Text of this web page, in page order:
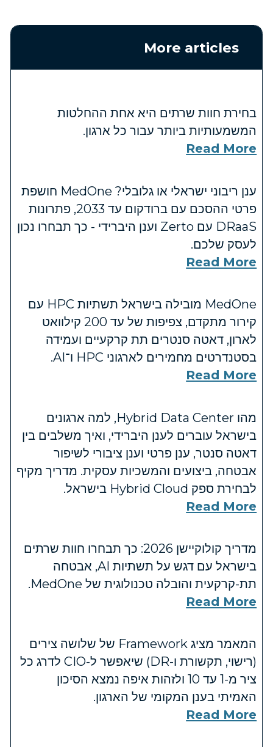
More articles
בחירת חוות שרתים היא אחת ההחלטות
המשמעותיות ביותר עבור כל ארגון.
Read More
ענן ריבוני ישראלי או גלובלי? MedOne חושפת
פרטי ההסכם עם ברודקום עד 2033, פתרונות
DRaaS עם Zerto וענן היברידי - כך תבחרו נכון
לעסק שלכם.
Read More
MedOne מובילה בישראל תשתיות HPC עם
קירור מתקדם, צפיפות של עד 200 קילוואט
לארון, דאטה סנטרים תת קרקעיים ועמידה
בסטנדרטים מחמירים לארגוני HPC ו־AI.
Read More
מהו Hybrid Data Center, למה ארגונים
בישראל עוברים לענן היברידי, ואיך משלבים בין
דאטה סנטר, ענן פרטי וענן ציבורי לשיפור
אבטחה, ביצועים והמשכיות עסקית. מדריך מקיף
לבחירת ספק Hybrid Cloud בישראל.
Read More
מדריך קולוקיישן 2026: כך תבחרו חוות שרתים
בישראל עם דגש על תשתיות AI, אבטחה
תת-קרקעית והובלה טכנולוגית של MedOne.
Read More
המאמר מציג Framework של שלושה צירים
(רישוי, תקשורת ו-DR) שיאפשר ל-CIO לדרג כל
ציר מ-1 עד 10 ולזהות איפה נמצא הסיכון
האמיתי בענן המקומי של הארגון.
Read More